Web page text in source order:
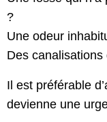
?
Une odeur
Des
Il est préférable
devienne une